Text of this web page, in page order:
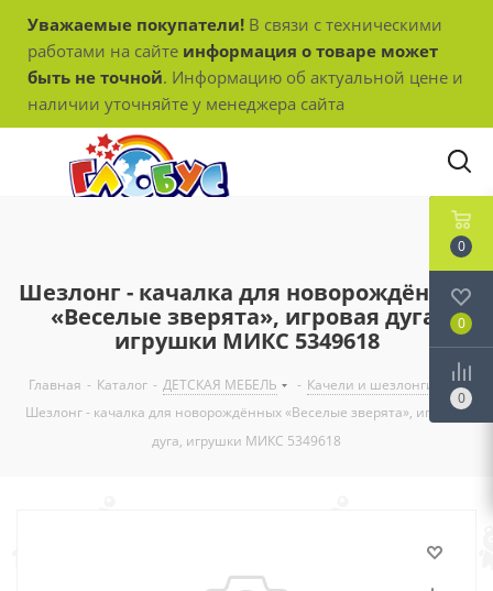
Уважаемые покупатели! В связи с техническими
работами на сайте информация о товаре может
быть не точной. Информацию об актуальной цене и
наличии уточняйте у менеджера сайта
Шезлонг - качалка для новорождённых
«Веселые зверята», игровая дуга,
игрушки МИКС 5349618
Главная - Каталог - ДЕТСКАЯ МЕБЕЛЬ - Качели и шезлонги
-
Шезлонг - качалка для новорождённых «Веселые зверята», игровая
дуга, игрушки МИКС 5349618
0
0
0